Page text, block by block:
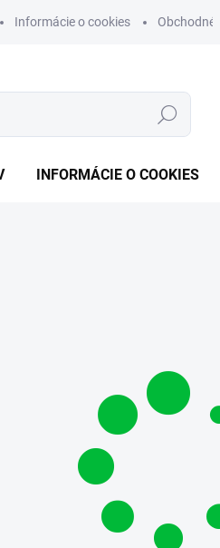
Informácie o cookies Obchodné
Hľadať
INFORMÁCIE O COOKIES